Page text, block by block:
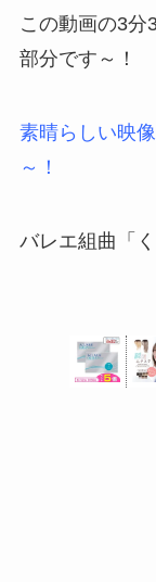
この動画の3分
部分です～！
素晴らしい映
～！
バレエ組曲「